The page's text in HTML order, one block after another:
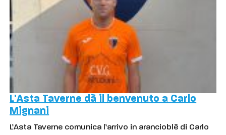
L'Asta Taverne dà il benvenuto a Carlo
Mignani
L’Asta Taverne comunica l’arrivo in arancioblè di Carlo